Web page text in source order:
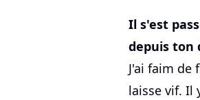
Il s'est
depuis ton
J'ai faim de
laisse vif. Il